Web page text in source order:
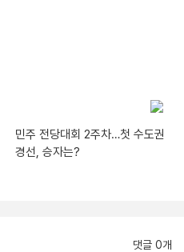
민주 전당대회 2주차…첫 수도권
경선, 승자는?
댓글 0개